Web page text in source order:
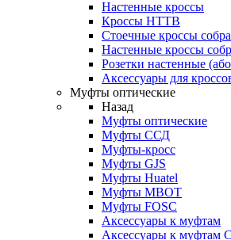
Настенные кроссы
Кроссы HTTB
Стоечные кроссы
Настенные кроссы
Розетки настенные
Аксессуары для
Муфты оптические
Назад
Муфты оптические
Муфты ССД
Муфты-кросс
Муфты GJS
Муфты Huatel
Муфты МВОТ
Муфты FOSC
Аксессуары к муфтам
Аксессуары к муфтам